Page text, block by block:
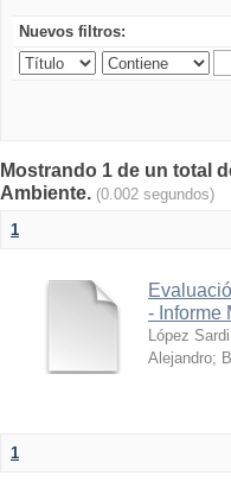
Nuevos filtros:
Mostrando 1 de un total
Ambiente. (0.002 segundos)
1
- Informe
López
Alejandro;
1